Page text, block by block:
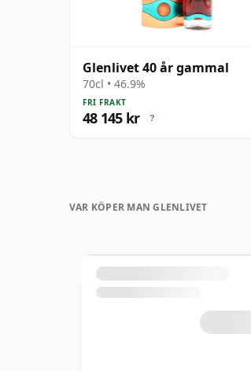
Glenlivet 40 år gammal
70cl • 46.9%
FRI FRAKT
48 145 kr ?
VAR KÖPER MAN GLENLIVET